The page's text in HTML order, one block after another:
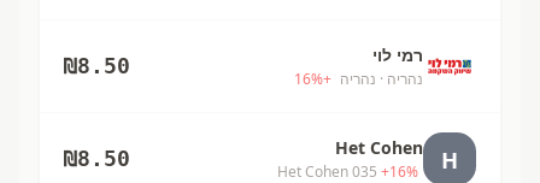
רמי לוי
נהריה · נהריה +
16%
₪8.50
H
Het Cohen
Het Cohen 035 +16%
₪8.50